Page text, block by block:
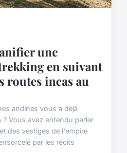
une
en suivant
routes incas au
andines vous a déjà
Vous avez entendu parler
des vestiges de l'empire
par les récits